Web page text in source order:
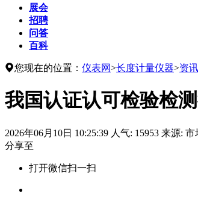
展会
招聘
问答
百科
您现在的位置： 仪表网>长度计量仪器>资
我国认证认可检验检
2026年06月10日 10:25:39 人气: 15953 来源: 市
分享至
打开微信扫一扫